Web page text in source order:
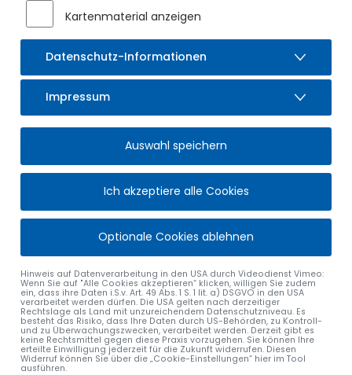
Kartenmaterial anzeigen
Datenschutz-Informationen
Impressum
Auswahl speichern
Ich akzeptiere alle Cookies
Optionale Cookies ablehnen
Hinweis auf Datenverarbeitung in den USA durch Videodienst Vimeo:
Wenn Sie auf "Alle Cookies akzeptieren“ klicken, willigen Sie zudem
ein, dass ihre Daten i.S.v. Art. 49 Abs. 1 S. 1 lit. a) DSGVO in den USA
verarbeitet werden dürfen. Die USA gelten nach derzeitiger
Rechtslage als Land mit unzureichendem Datenschutzniveau. Es
besteht das Risiko, dass Ihre Daten durch US-Behörden, zu Kontroll-
und zu Überwachungszwecken, verarbeitet werden. Derzeit gibt es
keine Rechtsmittel gegen diese Praxis vorzugehen. Sie können Ihre
erteilte Einwilligung jederzeit für die Zukunft widerrufen. Diesen
Widerruf können Sie über die „Cookie-Einstellungen“ hier im Tool
ausführen.